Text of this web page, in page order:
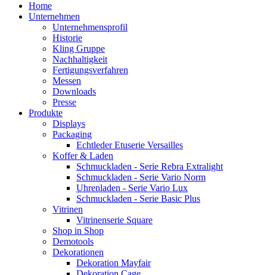
Home
Unternehmen
Unternehmensprofil
Historie
Kling Gruppe
Nachhaltigkeit
Fertigungsverfahren
Messen
Downloads
Presse
Produkte
Displays
Packaging
Echtleder Etuserie Versailles
Koffer & Laden
Schmuckladen - Serie Rebra Extralight
Schmuckladen - Serie Vario Norm
Uhrenladen - Serie Vario Lux
Schmuckladen - Serie Basic Plus
Vitrinen
Vitrinenserie Square
Shop in Shop
Demotools
Dekorationen
Dekoration Mayfair